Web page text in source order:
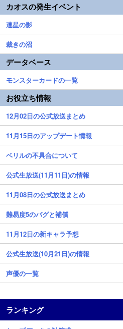
カオスの発生イベント
連星の影
裁きの沼
データベース
モンスターカードの一覧
お役立ち情報
12月02日の公式放送まとめ
11月15日のアップデート情報
ベリルの不具合について
公式生放送(11月11日)の情報
11月08日の公式放送まとめ
難易度5のバグと補償
11月12日の新キャラ予想
公式生放送(10月21日)の情報
声優の一覧
ランキング